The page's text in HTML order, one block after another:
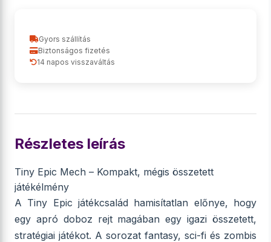
Gyors szállítás
Biztonságos fizetés
14 napos visszaváltás
Részletes leírás
Tiny Epic Mech – Kompakt, mégis összetett
játékélmény
A Tiny Epic játékcsalád hamisítatlan előnye, hogy
egy apró doboz rejt magában egy igazi összetett,
stratégiai játékot. A sorozat fantasy, sci-fi és zombis